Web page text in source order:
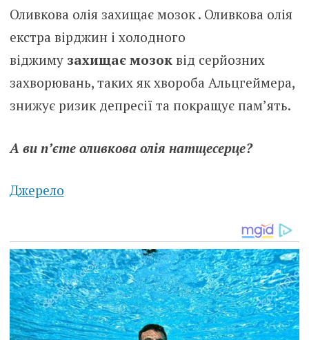
Оливкова олія захищає мозок . Оливкова олія
екстра вірджин і холодного
віджиму захищає мозоквід серйозних
захворювань, таких як хвороба Альцгеймера,
знижує ризик депресії та покращує пам’ять.
А ви п’єте оливкова олія натщесерце?
Джерело